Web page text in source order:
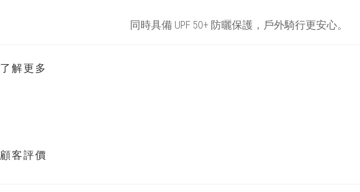
同時具備 UPF 50+ 防曬保護，戶外騎行更安心。
了解更多
顧客評價